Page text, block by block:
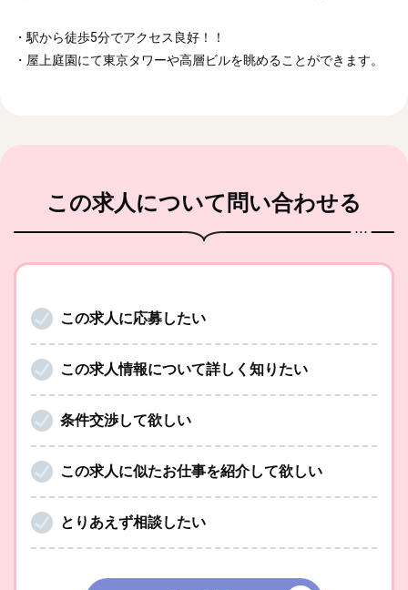
・駅から徒歩5分でアクセス良好！！
・屋上庭園にて東京タワーや高層ビルを眺めることができます。
この求人について問い合わせる
この求人に応募したい
この求人情報について詳しく知りたい
条件交渉して欲しい
この求人に似たお仕事を紹介して欲しい
とりあえず相談したい